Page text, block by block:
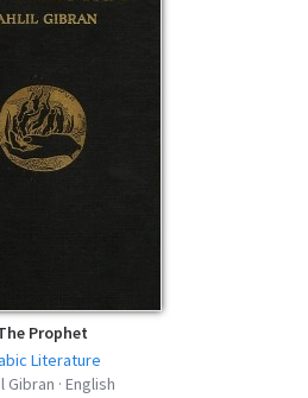
Prophet
Literature
Gibran · English